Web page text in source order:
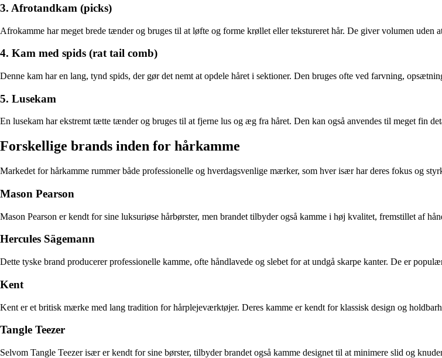
3. Afrotandkam (picks)
Afrokamme har meget brede tænder og bruges til at løfte og forme krøllet eller tekstureret hår. De giver volumen uden
4. Kam med spids (rat tail comb)
Denne kam har en lang, tynd spids, der gør det nemt at opdele håret i sektioner. Den bruges ofte ved farvning,
5. Lusekam
En lusekam har ekstremt tætte tænder og bruges til at fjerne lus og æg fra håret. Den kan også anvendes til meget fin
Forskellige brands inden for hårkamme
Markedet for hårkamme rummer både professionelle og hverdagsvenlige mærker, som hver især har deres fokus og
Mason Pearson
Mason Pearson er kendt for sine luksuriøse hårbørster, men brandet tilbyder også kamme i høj kvalitet, fremstillet af
Hercules Sägemann
Dette tyske brand producerer professionelle kamme, ofte håndlavede og slebet for at undgå skarpe kanter. De er
Kent
Kent er et britisk mærke med lang tradition for hårplejeværktøjer. Deres kamme er kendt for klassisk design og
Tangle Teezer
Selvom Tangle Teezer især er kendt for sine børster, tilbyder brandet også kamme designet til at minimere slid og